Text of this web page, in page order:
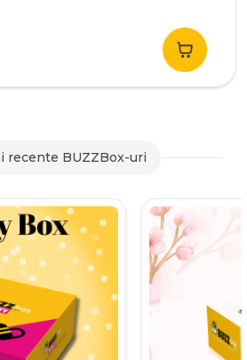
lei.
lei.
recente BUZZBox-uri